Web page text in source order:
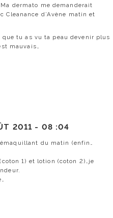
dermato me demanderait
Cleanance d’Avène matin et
tu as vu ta peau devenir plus
mauvais…
2011 - 08 :04
du matin (enfin…
1) et lotion (coton 2)…je